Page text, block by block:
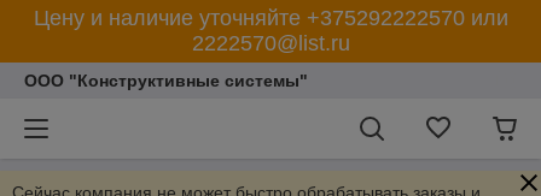
Цену и наличие уточняйте +375292222570 или
2222570@list.ru
ООО "Конструктивные системы"